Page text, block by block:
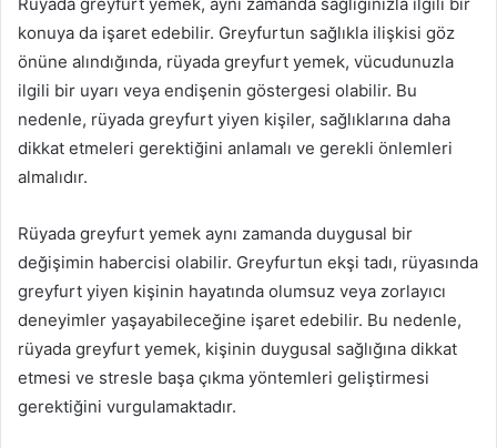
konuya da işaret edebilir. Greyfurtun sağlıkla ilişkisi göz
önüne alındığında, rüyada greyfurt yemek, vücudunuzla
ilgili bir uyarı veya endişenin göstergesi olabilir. Bu
nedenle, rüyada greyfurt yiyen kişiler, sağlıklarına daha
dikkat etmeleri gerektiğini anlamalı ve gerekli önlemleri
almalıdır.
Rüyada greyfurt yemek aynı zamanda duygusal bir
değişimin habercisi olabilir. Greyfurtun ekşi tadı, rüyasında
greyfurt yiyen kişinin hayatında olumsuz veya zorlayıcı
deneyimler yaşayabileceğine işaret edebilir. Bu nedenle,
rüyada greyfurt yemek, kişinin duygusal sağlığına dikkat
etmesi ve stresle başa çıkma yöntemleri geliştirmesi
gerektiğini vurgulamaktadır.